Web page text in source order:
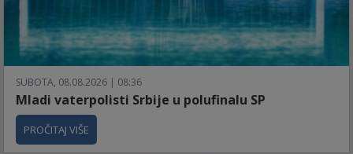
SUBOTA, 08.08.2026 | 08:36
Mladi vaterpolisti Srbije u polufinalu SP
PROČITAJ VIŠE